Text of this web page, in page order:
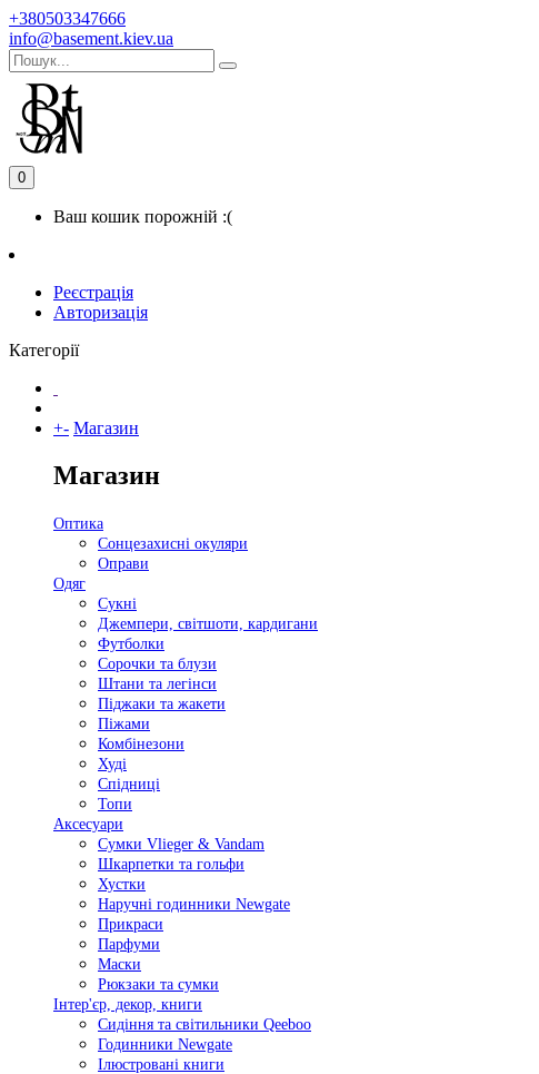
+380503347666
info@basement.kiev.ua
0
Ваш кошик порожній :(
Реєстрація
Авторизація
Категорії
+- Магазин
Магазин
Оптика
Сонцезахисні окуляри
Оправи
Одяг
Сукні
Джемпери, світшоти, кардигани
Футболки
Сорочки та блузи
Штани та легінси
Піджаки та жакети
Піжами
Комбінезони
Худі
Спідниці
Топи
Аксесуари
Сумки Vlieger & Vandam
Шкарпетки та гольфи
Хустки
Наручні годинники Newgate
Прикраси
Парфуми
Маски
Рюкзаки та сумки
Інтер'єр, декор, книги
Сидіння та світильники Qeeboo
Годинники Newgate
Ілюстровані книги